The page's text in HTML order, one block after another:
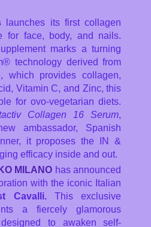
launches its first collagen
for face, body, and nails.
marks a turning
technology derived from
which provides collagen,
Vitamin C, and Zinc, this
for ovo-vegetarian diets.
Collagen 16 Serum,
ambassador, Spanish
it proposes the IN &
efficacy inside and out.
MILANO has announced
with the iconic Italian
Cavalli.This exclusive
a fiercely glamorous
to awaken self-